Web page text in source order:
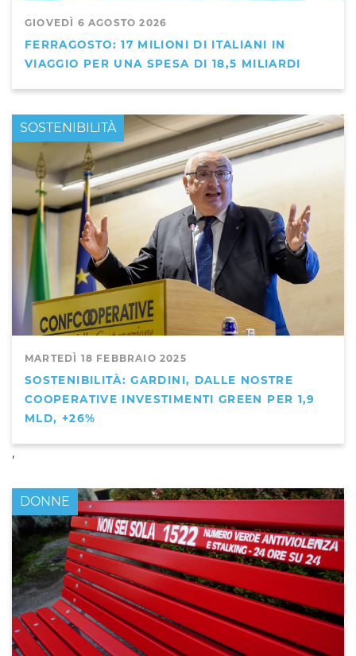
GIOVEDÌ 6 AGOSTO 2026
FERRAGOSTO: 17 MILIONI DI ITALIANI IN
VIAGGIO PER UNA SPESA DI 18,5 MILIARDI
MARTEDÌ 18 FEBBRAIO 2025
SOSTENIBILITÀ: GARDINI, DALLE NOSTRE
COOPERATIVE INVESTIMENTI GREEN PER 1,9
MLD, +26%
PRIMO PIANO
,
SOSTENIBILITÀ
DONNE